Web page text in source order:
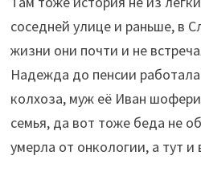
соседней улице и раньше, в
жизни они почти и не
Надежда до пенсии работала
колхоза, муж её Иван
семья, да вот тоже беда не
умерла от онкологии, а тут и